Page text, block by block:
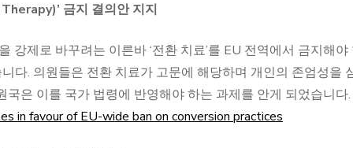
금지 결의안 지지
강제로 바꾸려는 이른바 ‘전환 치료’를 EU 전역에서 금지해야
다. 의원들은 전환 치료가 고문에 해당하며 개인의 존엄성을
은 이를 국가 법령에 반영해야 하는 과제를 안게 되었습니다
in favour of EU-wide ban on conversion practices